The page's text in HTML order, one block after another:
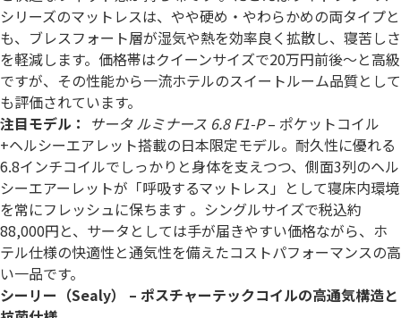
シリーズのマットレスは、やや硬め・やわらかめの両タイプと
も、ブレスフォート層が湿気や熱を効率良く拡散し、寝苦しさ
を軽減します。価格帯はクイーンサイズで20万円前後～と高級
ですが、その性能から一流ホテルのスイートルーム品質として
も評価されています。
注目モデル： サータ ルミナース 6.8 F1-P– ポケットコイル
+ヘルシーエアレット搭載の日本限定モデル。耐久性に優れる
6.8インチコイルでしっかりと身体を支えつつ、側面3列のヘル
シーエアーレットが「呼吸するマットレス」として寝床内環境
を常にフレッシュに保ちます 。シングルサイズで税込約
88,000円と、サータとしては手が届きやすい価格ながら、ホ
テル仕様の快適性と通気性を備えたコストパフォーマンスの高
い一品です。
シーリー（Sealy） – ポスチャーテックコイルの高通気構造と